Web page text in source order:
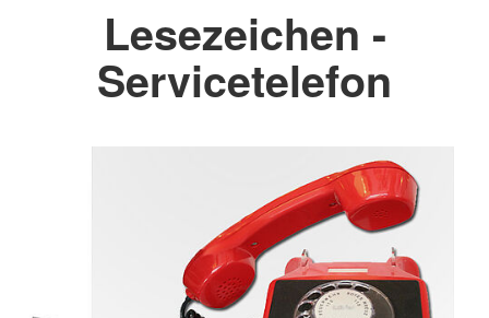
Lesezeichen -
Servicetelefon